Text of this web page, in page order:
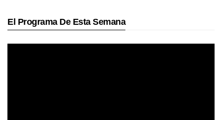
El Programa De Esta Semana